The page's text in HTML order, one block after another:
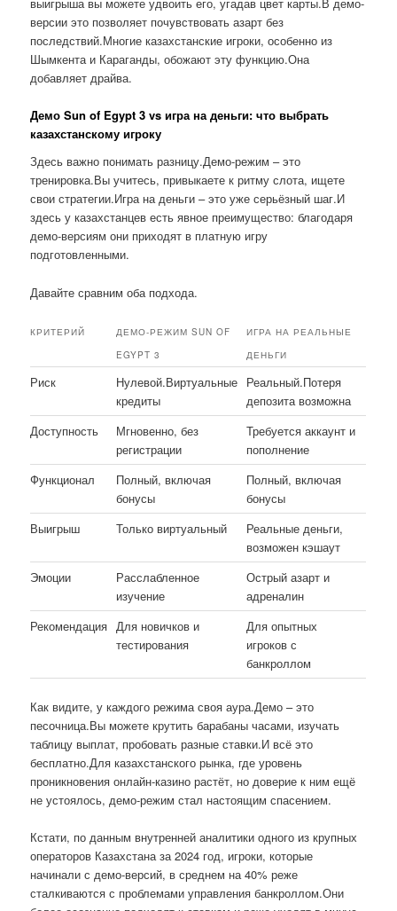
версии это позволяет почувствовать азарт без
последствий.Многие казахстанские игроки, особенно из
Шымкента и Караганды, обожают эту функцию.Она
добавляет драйва.
Демо Sun of Egypt 3 vs игра на деньги: что выбрать
казахстанскому игроку
Здесь важно понимать разницу.Демо-режим – это
тренировка.Вы учитесь, привыкаете к ритму слота, ищете
свои стратегии.Игра на деньги – это уже серьёзный шаг.И
здесь у казахстанцев есть явное преимущество: благодаря
демо-версиям они приходят в платную игру
подготовленными.
Давайте сравним оба подхода.
КРИТЕРИЙ
ДЕМО-РЕЖИМ SUN OF
EGYPT 3
ИГРА НА РЕАЛЬНЫЕ
ДЕНЬГИ
Риск
Нулевой.Виртуальные
кредиты
Реальный.Потеря
депозита возможна
Доступность
Мгновенно, без
регистрации
Требуется аккаунт и
пополнение
Функционал
Полный, включая
бонусы
Полный, включая
бонусы
Выигрыш
Только виртуальный
Реальные деньги,
возможен кэшаут
Эмоции
Расслабленное
изучение
Острый азарт и
адреналин
Рекомендация Для новичков и
тестирования
Для опытных
игроков с
банкроллом
Как видите, у каждого режима своя аура.Демо – это
песочница.Вы можете крутить барабаны часами, изучать
таблицу выплат, пробовать разные ставки.И всё это
бесплатно.Для казахстанского рынка, где уровень
проникновения онлайн-казино растёт, но доверие к ним ещё
не устоялось, демо-режим стал настоящим спасением.
Кстати, по данным внутренней аналитики одного из крупных
операторов Казахстана за 2024 год, игроки, которые
начинали с демо-версий, в среднем на 40% реже
сталкиваются с проблемами управления банкроллом.Они